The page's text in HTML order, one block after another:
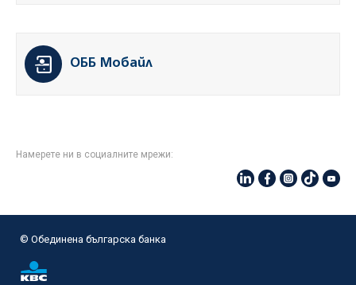
ОББ Мобайл
Намерете ни в социалните мрежи:
© Oбединена българска банка